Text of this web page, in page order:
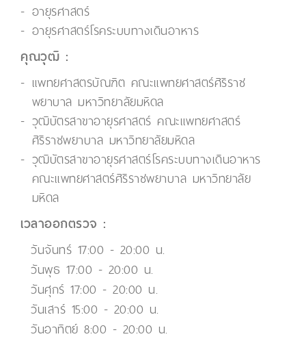
อายุรศาสตร์
อายุรศาสตร์โรคระบบทางเดินอาหาร
คุณวุฒิ :
แพทยศาสตรบัณฑิต คณะแพทยศาสตร์ศิริราช
พยาบาล มหาวิทยาลัยมหิดล
วุฒิบัตรสาขาอายุรศาสตร์ คณะแพทยศาสตร์
ศิริราชพยาบาล มหาวิทยาลัยมหิดล
วุฒิบัตรสาขาอายุรศาสตร์โรคระบบทางเดินอาหาร
คณะแพทยศาสตร์ศิริราชพยาบาล มหาวิทยาลัย
มหิดล
เวลาออกตรวจ :
วันจันทร์ 17:00 - 20:00 น.
วันพุธ 17:00 - 20:00 น.
วันศุกร์ 17:00 - 20:00 น.
วันเสาร์ 15:00 - 20:00 น.
วันอาทิตย์ 8:00 - 20:00 น.